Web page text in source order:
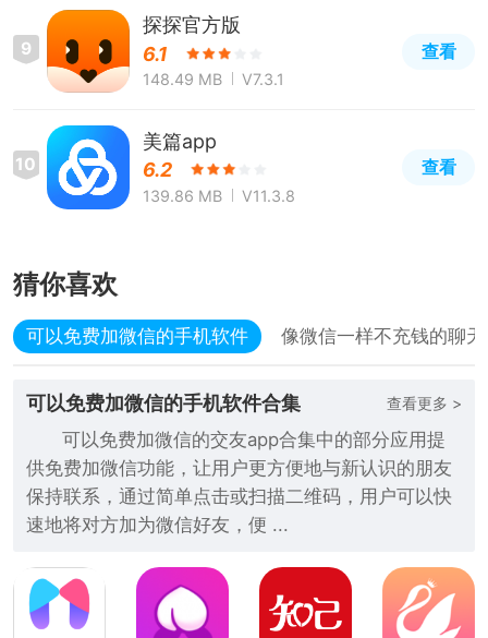
9
探探官方版
6.1
148.49 MB V7.3.1
查看
10
美篇app
6.2
139.86 MB V11.3.8
查看
猜你喜欢
可以免费加微信的手机软件 像微信一样不充钱的聊
可以免费加微信的手机软件合集 查看更多 >
可以免费加微信的交友app合集中的部分应用提
供免费加微信功能，让用户更方便地与新认识的朋友
保持联系，通过简单点击或扫描二维码，用户可以快
速地将对方加为微信好友，便 ...